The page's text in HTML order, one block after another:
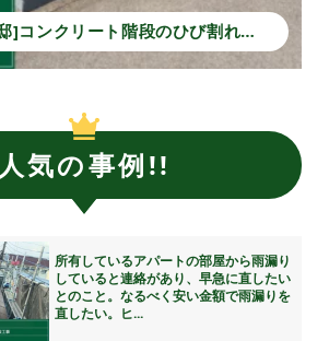
[流山市 S様邸]コンクリート階段のひび割れ補修と塗装で安全性と美観を回復！
人気の事例!!
所有しているアパートの部屋から雨漏り
していると連絡があり、早急に直したい
とのこと。なるべく安い金額で雨漏りを
直したい。ヒ...